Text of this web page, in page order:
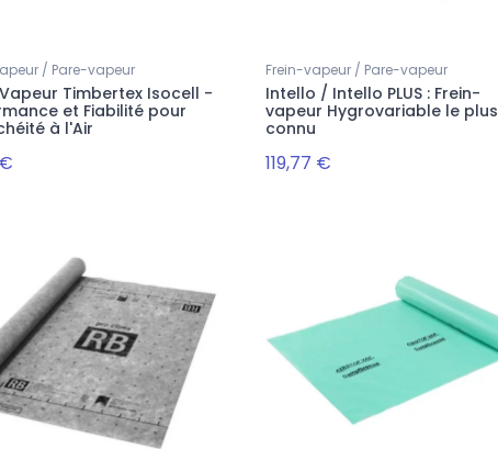
/ Pare-vapeur
Timbertex Isocell -
et Fiabilité pour
à l'Air
Frein-vapeur / Pare-vapeur
Intello / Intello PLUS : Frein-
vapeur Hygrovariable le plus
connu
119,77 €